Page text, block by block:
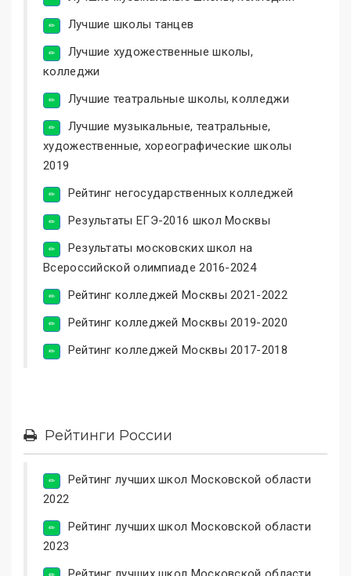
Лучшие школы танцев
Лучшие художественные школы,
колледжи
Лучшие театральные школы, колледжи
Лучшие музыкальные, театральные,
художественные, хореографические школы
2019
Рейтинг негосударственных колледжей
Результаты ЕГЭ-2016 школ Москвы
Результаты московских школ на
Всероссийской олимпиаде 2016-2024
Рейтинг колледжей Москвы 2021-2022
Рейтинг колледжей Москвы 2019-2020
Рейтинг колледжей Москвы 2017-2018
Рейтинги России
Рейтинг лучших школ Московской области
2022
Рейтинг лучших школ Московской области
2023